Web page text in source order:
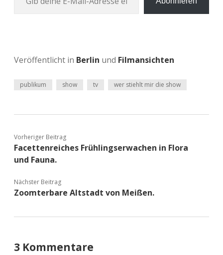
Veröffentlicht in Berlin und Filmansichten
publikum show tv wer stiehlt mir die show
Vorheriger Beitrag
Facettenreiches Frühlingserwachen in Flora
und Fauna.
Nächster Beitrag
Zoomterbare Altstadt von Meißen.
3 Kommentare